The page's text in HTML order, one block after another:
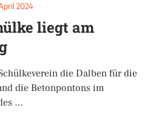
2024
liegt am
die Dalben für die
die Betonpontons im
…